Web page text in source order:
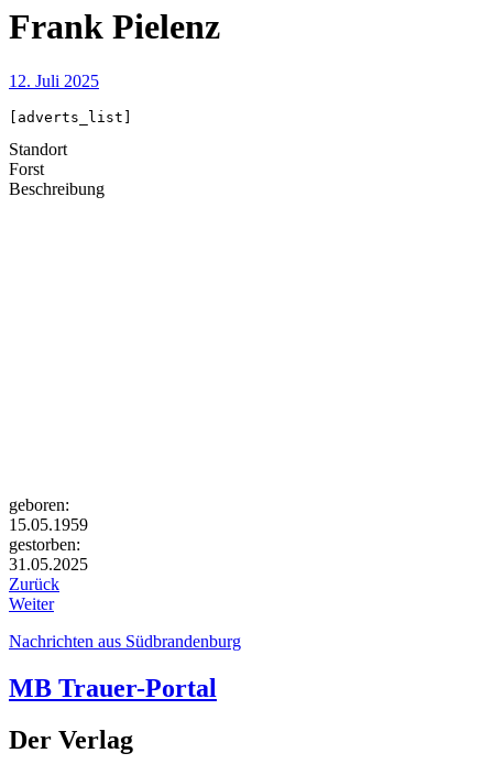
Frank Pielenz
12. Juli 2025
[adverts_list]
Standort
Forst
Beschreibung
geboren:
15.05.1959
gestorben:
31.05.2025
Zurück
Weiter
Nachrichten aus Südbrandenburg
MB Trauer-Portal
Der Verlag